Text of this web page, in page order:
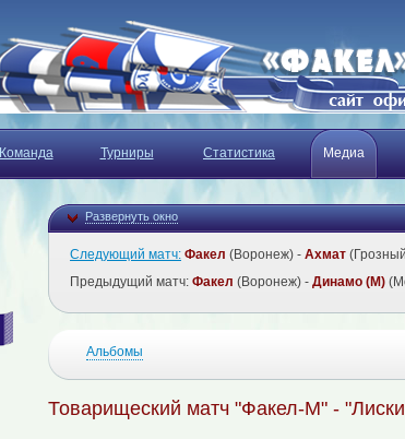
Команда Турниры Статистика Медиа
Развернуть окно
Следующий матч: Факел (Воронеж) - Ахмат
Предыдущий матч: Факел (Воронеж) - Динамо (М)
Альбомы
Товарищеский матч "Факел-М" -